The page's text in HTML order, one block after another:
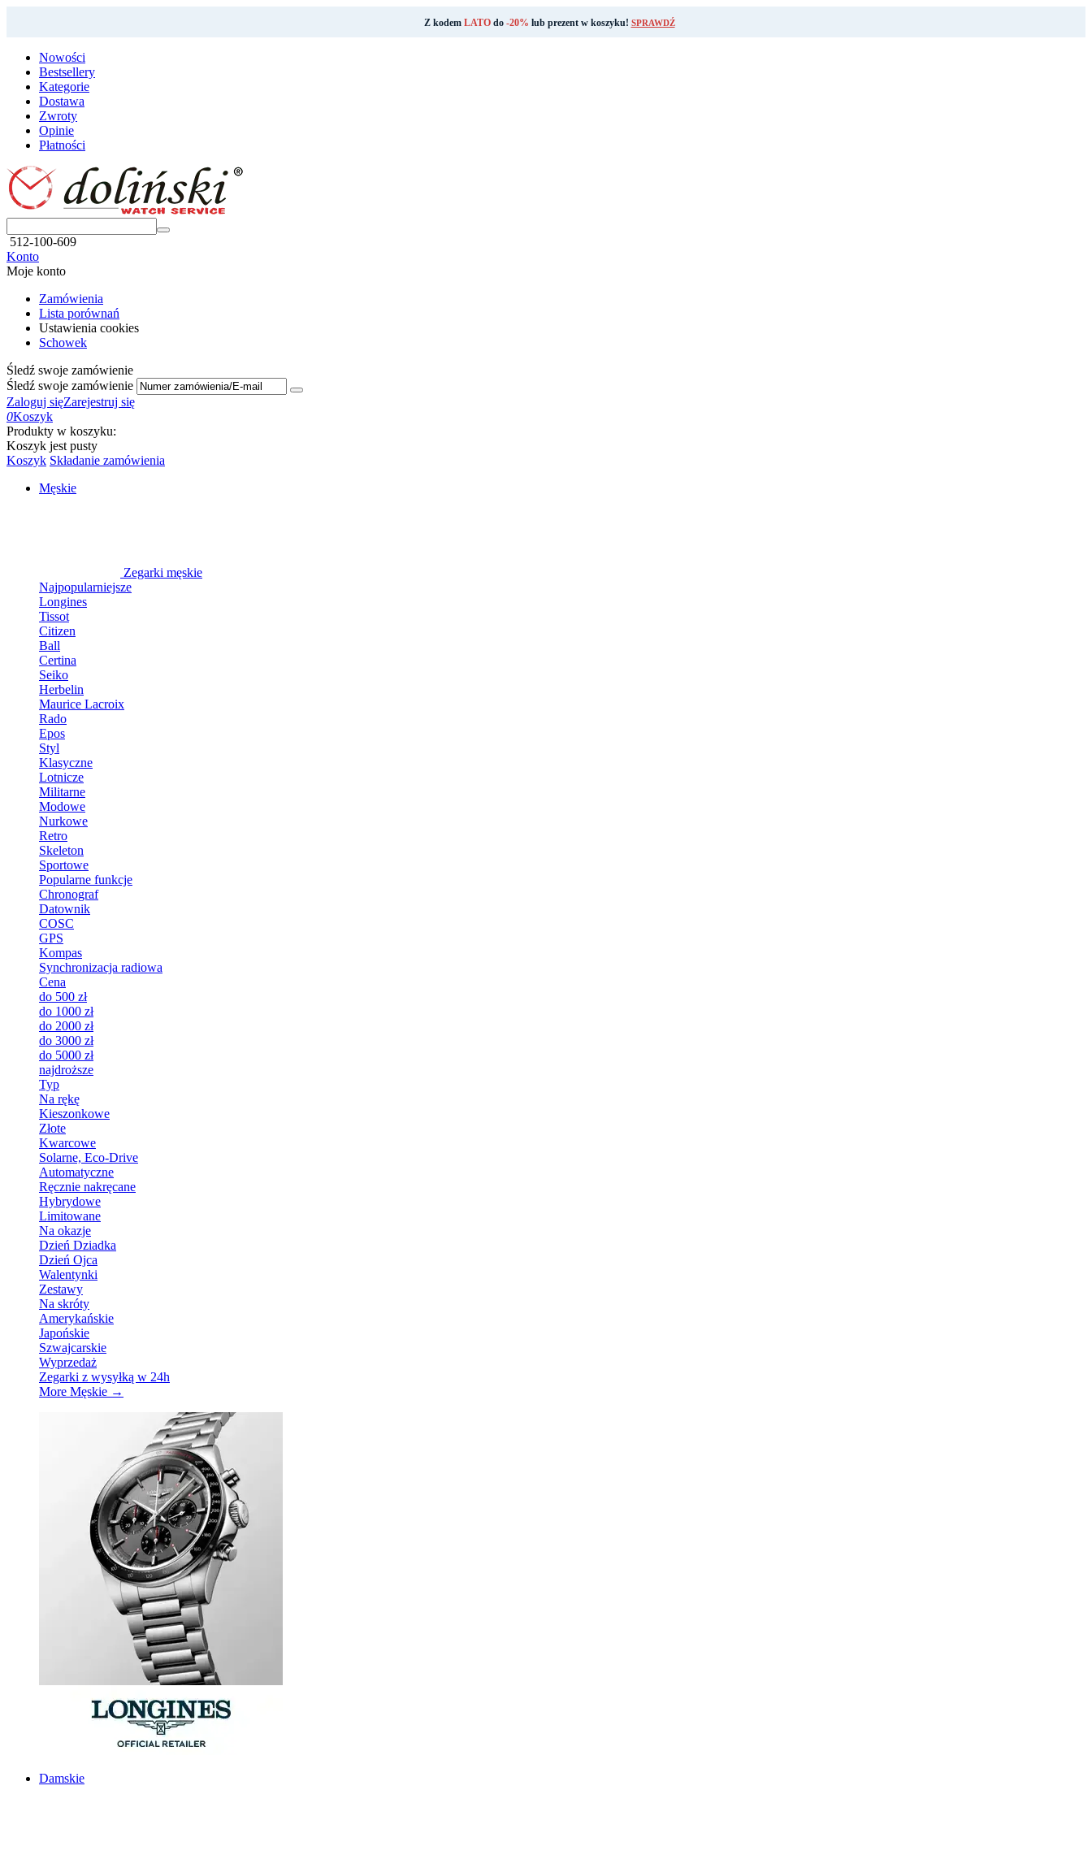
Z kodem LATOdo -20% lub prezent w koszyku! SPRAWDŹ
Nowości
Bestsellery
Kategorie
Dostawa
Zwroty
Opinie
Płatności
512-100-609
Konto
Moje konto
Zamówienia
Lista porównań
Ustawienia cookies
Schowek
Śledź swoje zamówienie
Śledź swoje zamówienie
Zaloguj sięZarejestruj się
0Koszyk
Produkty w koszyku:
Koszyk jest pusty
Koszyk Składanie zamówienia
Męskie
Zegarki męskie
Najpopularniejsze
Longines
Tissot
Citizen
Ball
Certina
Seiko
Herbelin
Maurice Lacroix
Rado
Epos
Styl
Klasyczne
Lotnicze
Militarne
Modowe
Nurkowe
Retro
Skeleton
Sportowe
Popularne funkcje
Chronograf
Datownik
COSC
GPS
Kompas
Synchronizacja radiowa
Cena
do 500 zł
do 1000 zł
do 2000 zł
do 3000 zł
do 5000 zł
najdroższe
Typ
Na rękę
Kieszonkowe
Złote
Kwarcowe
Solarne, Eco-Drive
Automatyczne
Ręcznie nakręcane
Hybrydowe
Limitowane
Na okazje
Dzień Dziadka
Dzień Ojca
Walentynki
Zestawy
Na skróty
Amerykańskie
Japońskie
Szwajcarskie
Wyprzedaż
Zegarki z wysyłką w 24h
More Męskie →
Damskie